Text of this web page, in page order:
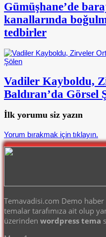
Gümüşhane’de
kanallarında
tedbirler
Vadiler Kayboldu,
Baldıran’da Görsel
İlk yorumu siz yazın
Yorum bırakmak için tıklayın.
Temavadisi.com Demo
temalar tarafımıza ait olup
üzerinden wordpress tema